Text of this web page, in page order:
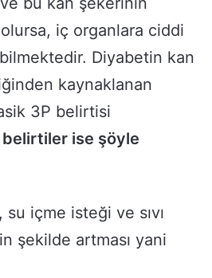
iç organlara ciddi
Diyabetin kan
kaynaklanan
3P belirtisi
belirtiler ise şöyle
su içme isteği ve sıvı
şekilde artması yani